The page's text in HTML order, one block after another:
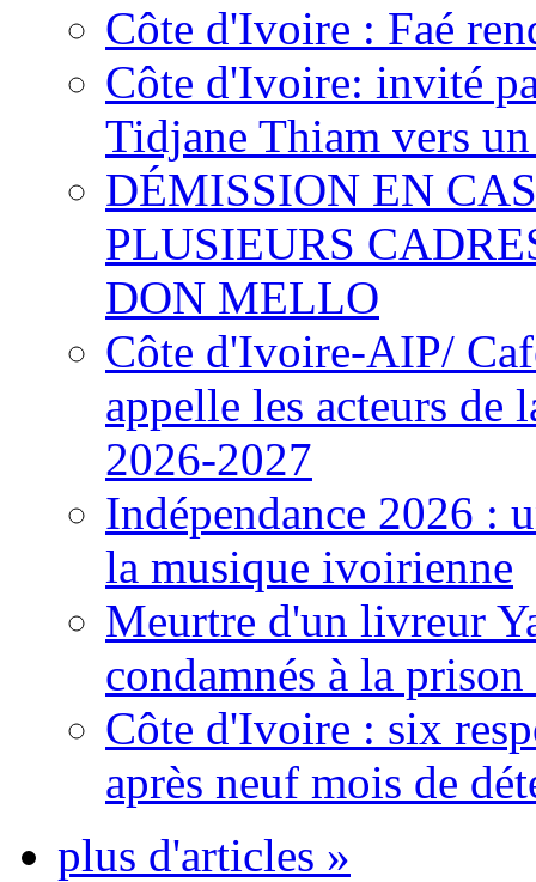
Côte d'Ivoire : Faé
Côte d'Ivoire: invité
Tidjane Thiam vers
DÉMISSION EN
PLUSIEURS
DON MELLO
Côte d'Ivoire-AIP/
appelle les acteurs de
2026-2027
Indépendance 2026 :
la musique ivoirienne
Meurtre d'un livreur
condamnés à la
Côte d'Ivoire : six
après neuf mois de
plus d'articles »